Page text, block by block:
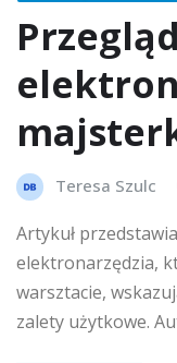
Teresa Szulc
Artykuł
elektronarzędzia,
warsztacie,
zalety użytkowe.